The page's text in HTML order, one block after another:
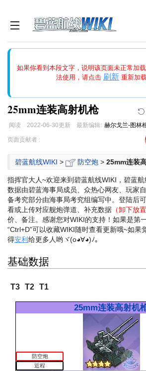
如果你看到本段文字，说明该页面未正常加
法使用，请点击 刷新 重新加
能中的刷新按钮清除页面缓存并刷新，如果
25mm连装高射机枪
阅读 2022-06-30更新 最新编辑: 赫尔戈兰-图林
跳
跳
页面贡献者 :
碧蓝航线WIKI > 防空炮 > 25mm连装
指挥官大人~欢迎来到碧蓝航线WIKI，碧蓝
数据由碧蓝海事局成员、众热心网友、玩家
备考究部分由海事局考究组编写中。登陆后
看或上传对应舰炮弹道、补充数据 （卸下放
价、备注。感谢您对WIKI的支持！ 如果是第
“Ctrl+D”可以收藏WIKI随时查看更新哦~如果
得安利 给更多人哟ヾ(o◕∀◕)ﾉ。
基础数据
T3 T2 T1
25mm连装高射机
防空炮
近程